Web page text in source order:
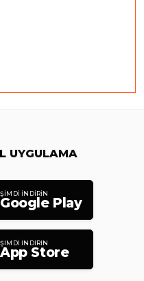
UYGULAMA
ŞIMDI İNDIRIN
Google Play
ŞIMDI İNDIRIN
App Store